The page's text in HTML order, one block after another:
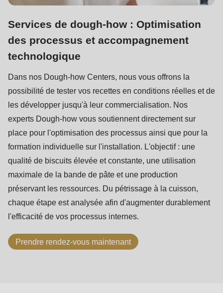
Services de dough-how : Optimisation
des processus et accompagnement
technologique
Dans nos Dough-how Centers, nous vous offrons la
possibilité de tester vos recettes en conditions réelles et de
les développer jusqu'à leur commercialisation. Nos
experts Dough-how vous soutiennent directement sur
place pour l'optimisation des processus ainsi que pour la
formation individuelle sur l'installation. L'objectif : une
qualité de biscuits élevée et constante, une utilisation
maximale de la bande de pâte et une production
préservant les ressources. Du pétrissage à la cuisson,
chaque étape est analysée afin d'augmenter durablement
l'efficacité de vos processus internes.
Prendre rendez-vous maintenant